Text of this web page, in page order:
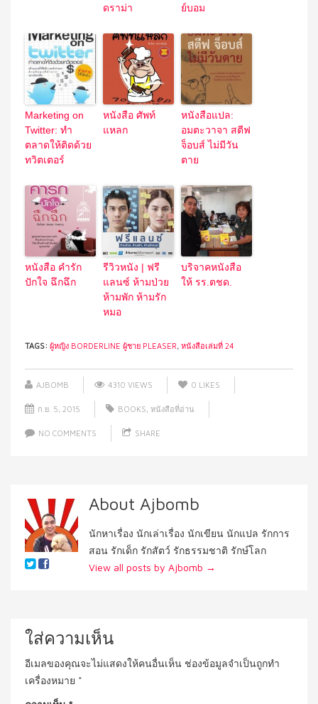
ดราม่า
ย์บอม
Marketing on
Twitter: ทำ
ตลาดให้ติดด้วย
ทวิตเตอร์
หนังสือ ศัพท์
แหลก
หนังสือแปล:
อมตะวาจา สตีฟ
จ็อบส์ ไม่มีวัน
ตาย
หนังสือ คำรัก
ปักใจ ฉึกฉึก
รีวิวหนัง | ฟรี
แลนซ์ ห้ามป่วย
ห้ามพัก ห้ามรัก
หมอ
บริจาคหนังสือ
ให้ รร.ตชด.
TAGS: ผู้หญิง BORDERLINE ผู้ชาย PLEASER, หนังสือเล่มที่ 24
AJBOMB 4310 VIEWS 0 LIKES
ก.ย. 5, 2015 BOOKS หนังสือที่อ่าน
NO COMMENTS SHARE
About Ajbomb
นักหาเรื่อง นักเล่าเรื่อง นักเขียน นักแปล รักการ
สอน รักเด็ก รักสัตว์ รักธรรมชาติ รักษ์โลก
View all posts by Ajbomb →
ใส่ความเห็น
อีเมลของคุณจะไม่แสดงให้คนอื่นเห็น ช่องข้อมูลจำเป็นถูกทำ
เครื่องหมาย *